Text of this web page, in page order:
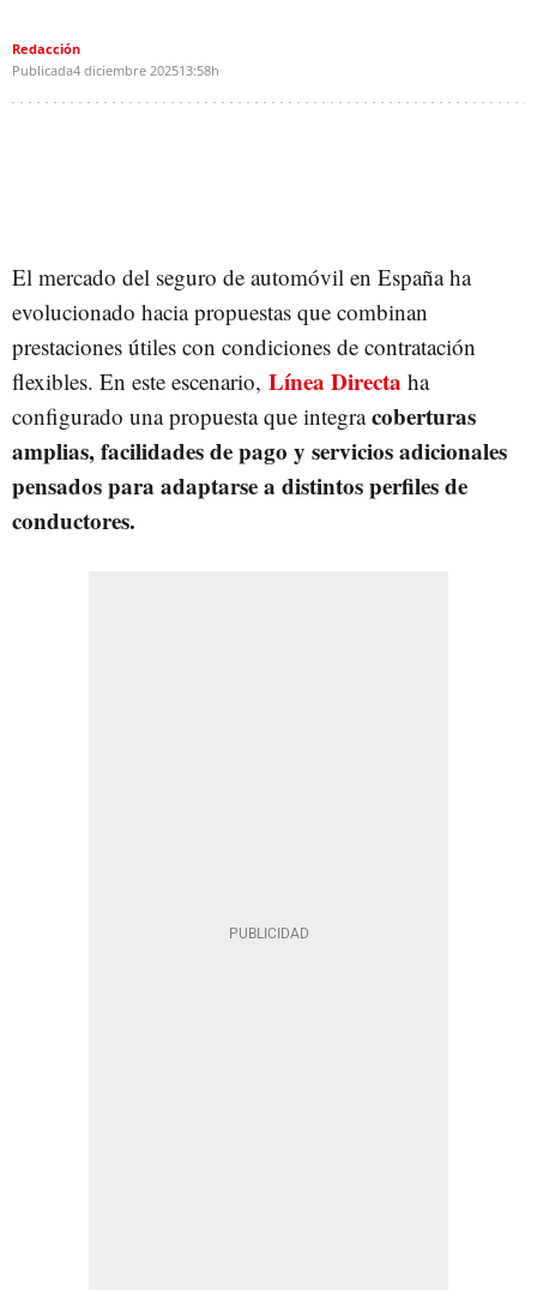
Redacción
Publicada4 diciembre 202513:58h
El mercado del seguro de automóvil en España ha
evolucionado hacia propuestas que combinan
prestaciones útiles con condiciones de contratación
flexibles. En este escenario, Línea Directa ha
configurado una propuesta que integracoberturas
amplias, facilidades de pago y servicios adicionales
pensados para adaptarse a distintos perfiles de
conductores.